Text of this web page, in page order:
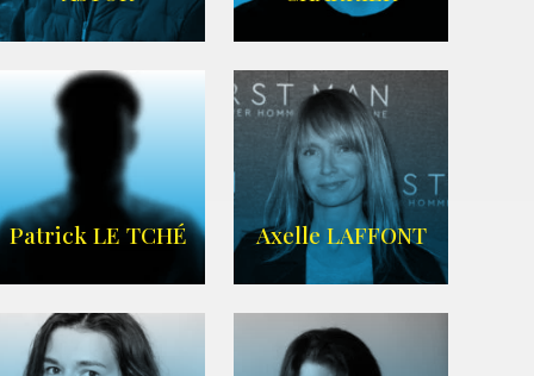
IMDB Imdb,Wikipedia
Patrick LE TCHÉ Axelle LAFFONT